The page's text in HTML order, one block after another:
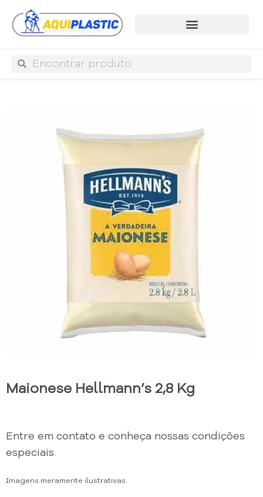
Maionese Hellmann’s 2,8 Kg
Entre em contato e conheça nossas condições
especiais.
Imagens meramente ilustrativas.